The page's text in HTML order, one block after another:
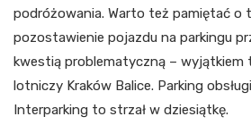
podróżowania. Warto też pamiętać o
pozostawienie pojazdu na parkingu
kwestią problematyczną –
lotniczy Kraków Balice. Parking
Interparking to strzał w dziesiątkę.